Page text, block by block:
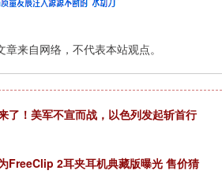
来自网络，不代表本站观点。
了！美军不宣而战，以色列发起斩首行
FreeClip 2耳夹耳机典藏版曝光 售价猜